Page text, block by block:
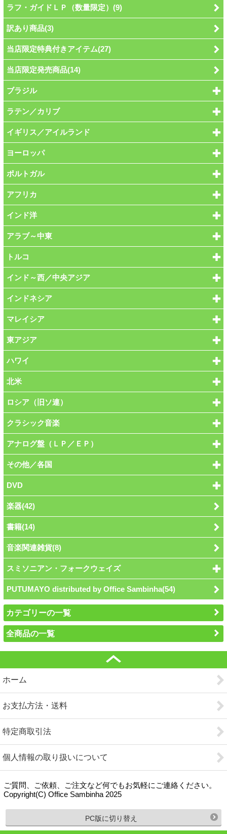
ラフ・ガイドＬＰ（数量限定）(9)
訳あり商品(3)
当店限定特典付きアイテム(27)
当店限定発売商品(14)
ブラジル
ラテン／カリブ
イギリス／アイルランド
ヨーロッパ
ポルトガル
アフリカ
インド洋
アラブ～中東
トルコ
インド～西／中央アジア
インドネシア
マレイシア
東アジア
ハワイ
北米
ロシア（旧ソ連）
クラシック音楽
アナログ盤（ＬＰ／ＥＰ）
その他／各国
DVD
楽器(42)
書籍(14)
音楽関連雑貨(8)
スミソニアン・フォークウェイズ
PUTUMAYO distributed by Office Sambinha(54)
カテゴリーの一覧
全商品の一覧
ホーム
お支払方法・送料
特定商取引法
個人情報の取り扱いについて
ご質問、ご依頼、ご注文など何でもお気軽にご連絡ください。
Copyright(C) Office Sambinha 2025
PC版に切り替え